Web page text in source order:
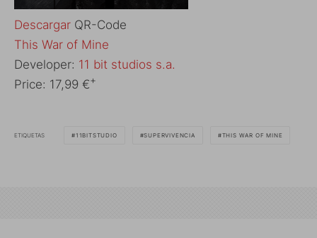
Descargar QR-Code
‎This War of Mine
Developer: 11 bit studios s.a.
Price: 17,99 €+
ETIQUETAS 11BITSTUDIO SUPERVIVENCIA THIS WAR OF MINE